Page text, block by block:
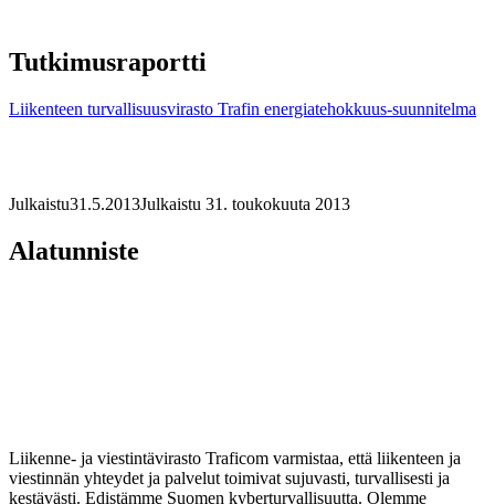
Tutkimusraportti
Liikenteen turvallisuusvirasto Trafin energiatehokkuus-suunnitelma
Julkaistu31.5.2013Julkaistu 31. toukokuuta 2013
Alatunniste
Liikenne- ja viestintävirasto Traficom varmistaa, että liikenteen ja
viestinnän yhteydet ja palvelut toimivat sujuvasti, turvallisesti ja
kestävästi. Edistämme Suomen kyberturvallisuutta. Olemme